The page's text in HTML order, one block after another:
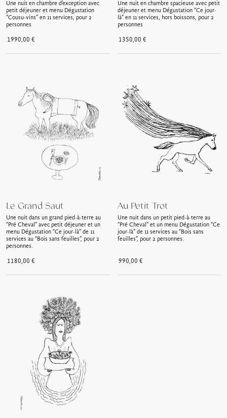
Une nuit en chambre d’exception avec
petit déjeuner et menu Dégustation
“Cousu-vins” en 11 services, pour 2
personnes
1990,00 €
Une nuit en chambre spacieuse avec petit
déjeuner et menu Dégustation “Ce jour-
là” en 11 services, hors boissons, pour 2
personnes
1350,00 €
Le Grand Saut
Une nuit dans un grand pied-à-terre au
“Pré Cheval” avec petit déjeuner et un
menu Dégustation “Ce jour-là” de 11
services au “Bois sans feuilles”, pour 2
personnes.
1180,00 €
Au Petit Trot
Une nuit dans un petit pied-à-terre au
“Pré Cheval” et un menu Dégustation “Ce
jour-là” de 11 services au “Bois sans
feuilles”, pour 2 personnes.
990,00 €